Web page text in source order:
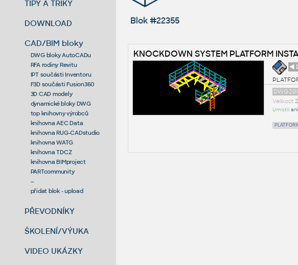
TIPY A TRIKY
DOWNLOAD
CAD/BIM bloky
DWG bloky AutoCADu
RFA rodiny Revitu
IPT součásti Inventoru
F3D součásti Fusion360
3D CAD modely
dynamické bloky DWG
top knihovny výrobců
knihovna AEC Data
knihovna RUG-CADstudio
knihovna WATG
knihovna TDCZ
knihovna BIMproject
PARTcommunity
--
přidat blok - upload
PŘEVODNÍKY
ŠKOLENÍ/VÝUKA
VIDEO UKÁZKY
Blok #22355
KNOCKDOWN SYSTEM PLATFORM
◄
Velikost
Umístil: